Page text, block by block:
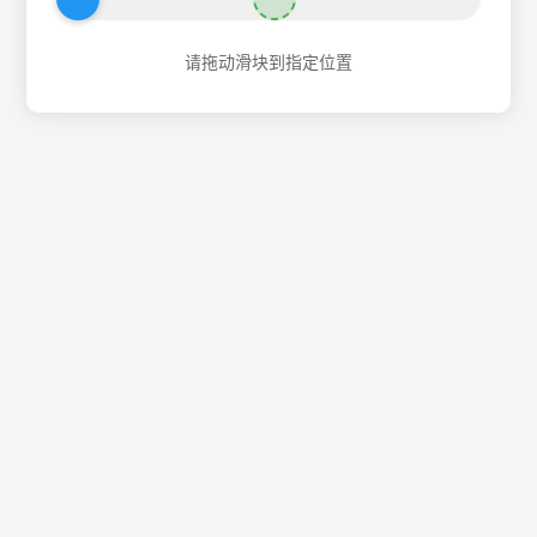
请拖动滑块到指定位置